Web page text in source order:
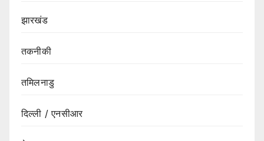
झारखंड
तकनीकी
तमिलनाडु
दिल्ली / एनसीआर